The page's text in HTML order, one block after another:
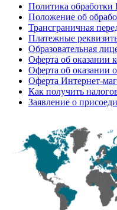
Политика
Положение об
Трансграничная
Платежные
Образовательная
Оферта об оказании
Оферта об оказании
Оферта Интернет-
Как получить
Заявление о